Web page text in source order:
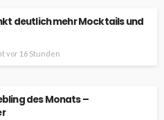
deutlich mehr Mocktails und
vor 16 Stunden
des Monats –